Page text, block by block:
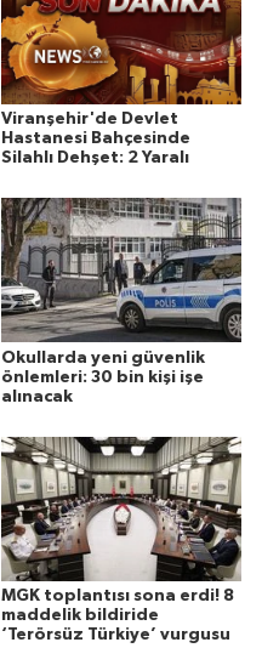
Viranşehir'de Devlet
Hastanesi Bahçesinde
Silahlı Dehşet: 2 Yaralı
Okullarda yeni güvenlik
önlemleri: 30 bin kişi işe
alınacak
MGK toplantısı sona erdi! 8
maddelik bildiride
‘Terörsüz Türkiye’ vurgusu